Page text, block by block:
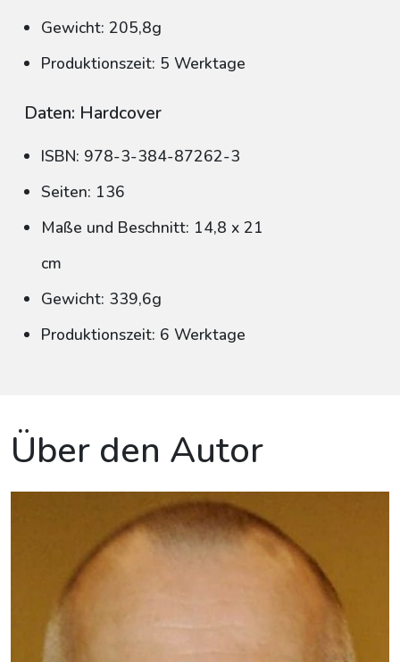
Gewicht: 205,8g
Produktionszeit: 5 Werktage
Daten: Hardcover
ISBN: 978-3-384-87262-3
Seiten: 136
Maße und Beschnitt: 14,8 x 21
cm
Gewicht: 339,6g
Produktionszeit: 6 Werktage
Über den Autor